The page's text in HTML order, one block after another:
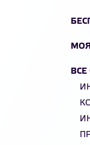
ВСЕ